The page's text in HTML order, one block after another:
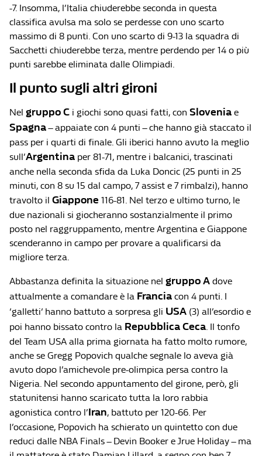
-7. Insomma, l’Italia chiuderebbe seconda in questa
classifica avulsa ma solo se perdesse con uno scarto
massimo di 8 punti. Con uno scarto di 9-13 la squadra di
Sacchetti chiuderebbe terza, mentre perdendo per 14 o più
punti sarebbe eliminata dalle Olimpiadi.
Il punto sugli altri gironi
Nel gruppo C i giochi sono quasi fatti, con Slovenia e
Spagna– appaiate con 4 punti – che hanno già staccato il
pass per i quarti di finale. Gli iberici hanno avuto la meglio
sull’Argentina per 81-71, mentre i balcanici, trascinati
anche nella seconda sfida da Luka Doncic (25 punti in 25
minuti, con 8 su 15 dal campo, 7 assist e 7 rimbalzi), hanno
travolto il Giappone 116-81. Nel terzo e ultimo turno, le
due nazionali si giocheranno sostanzialmente il primo
posto nel raggruppamento, mentre Argentina e Giappone
scenderanno in campo per provare a qualificarsi da
migliore terza.
Abbastanza definita la situazione nel gruppo A dove
attualmente a comandare è la Francia con 4 punti. I
‘galletti‘ hanno battuto a sorpresa gli USA (3) all’esordio e
poi hanno bissato contro la Repubblica Ceca. Il tonfo
del Team USA alla prima giornata ha fatto molto rumore,
anche se Gregg Popovich qualche segnale lo aveva già
avuto dopo l’amichevole pre-olimpica persa contro la
Nigeria. Nel secondo appuntamento del girone, però, gli
statunitensi hanno scaricato tutta la loro rabbia
agonistica contro l’Iran, battuto per 120-66. Per
l’occasione, Popovich ha schierato un quintetto con due
reduci dalle NBA Finals – Devin Booker e Jrue Holiday – ma